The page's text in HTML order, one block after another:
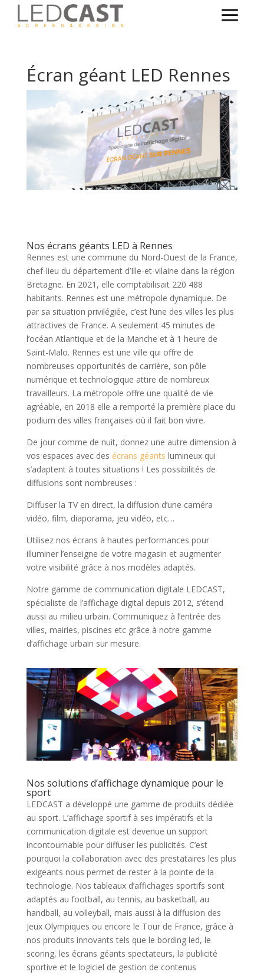
Écran géant LED Rennes
Nos écrans géants LED à Rennes
Rennes est une commune du Nord-Ouest de la France,
chef-lieu du département d’Ille-et-vilaine dans la région
Bretagne. En 2021, elle comptabilisait 220 488
habitants. Rennes est une métropole dynamique. De
par sa situation privilégiée, c’est l’une des villes les plus
attractives de France. A seulement 45 minutes de
l’océan Atlantique et de la Manche et à 1 heure de
Saint-Malo. Rennes est une ville qui offre de
nombreuses opportunités de carrière, son pôle
numérique et technologique attire de nombreux
travailleurs. La métropole offre une qualité de vie
agréable, en 2018 elle a remporté la première place du
podium des villes françaises où il fait bon vivre.
De jour comme de nuit, donnez une autre dimension à
vos espaces avec des écrans géants lumineux qui
s’adaptent à toutes situations ! Les possibilités de
diffusions sont nombreuses :
Diffuser la TV en direct, la diffusion d’une caméra
vidéo, film, diaporama, jeu vidéo, etc…
Utilisez nos écrans à hautes performances pour
illuminer l’enseigne de votre magasin et augmenter
votre visibilité grâce à nos modèles adaptés.
Notre gamme de communication digitale LEDCAST,
spécialiste de l’affichage digital depuis 2012, s’étend
aussi au milieu urbain. Communiquez à l’entrée des
villes, mairies, piscines etc grâce à notre gamme
d’affichage urbain sur mesure.
Nos solutions d’affichage dynamique pour le
sport
LEDCAST a développé une gamme de produits dédiée
au sport. L’affichage sportif à ses impératifs et la
communication digitale est devenue un support
incontournable pour diffuser les publicités. C’est
pourquoi la collaboration avec des prestataires les plus
exigeants nous permet de rester à la pointe de la
technologie. Nos tableaux d’affichages sportifs sont
adaptés au football, au tennis, au basketball, au
handball, au volleyball, mais aussi à la diffusion des
Jeux Olympiques ou encore le Tour de France, grâce à
nos produits innovants tels que le bording led, le
scoring, les écrans géants spectateurs, la publicité
sportive et le logiciel de gestion de contenus